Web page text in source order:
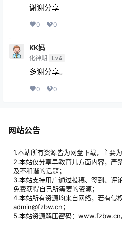
谢谢分享
0 0
KK妈
化神期 Lv4
多谢分享。
0 0
网站公告
1.本站所有资源皆为网盘下载，主要
2.本站仅分享早教育儿方面内容，严
及不和谐的话题；
3.本站支持用户通过投稿、签到、评
免费获得自己所需要的资源；
4.本站所有资源均来自网络，若有侵
admin@fzbw.cn；
5.本站资源解压密码：www.fzbw.cn